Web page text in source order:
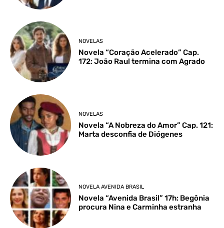
NOVELAS
Novela “Coração Acelerado” Cap.
172: João Raul termina com Agrado
NOVELAS
Novela “A Nobreza do Amor” Cap. 121:
Marta desconfia de Diógenes
NOVELA AVENIDA BRASIL
Novela “Avenida Brasil” 17h: Begônia
procura Nina e Carminha estranha